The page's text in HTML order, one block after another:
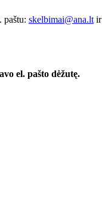
paštu: skelbimai@ana.lt
el. pašto dėžutę.